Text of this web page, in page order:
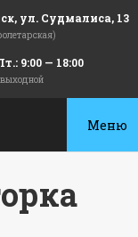
ул. Судмалиса, 13
9:00 — 18:00
Toggle